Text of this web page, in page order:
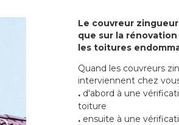
Le couvreur
que sur la
les toitures
Quand les couvreurs
interviennent chez
. d'abord à une
toiture
. ensuite à une